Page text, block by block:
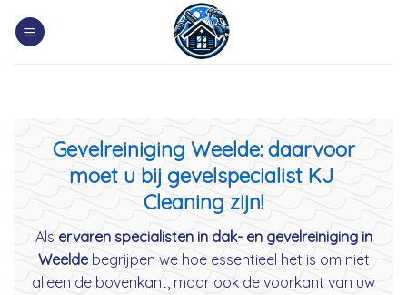
Gevelreiniging Weelde: daarvoor
moet u bij gevelspecialist KJ
Cleaning zijn!
Als ervaren specialisten in dak- en gevelreiniging in
Weeldebegrijpen we hoe essentieel het is om niet
alleen de bovenkant, maar ook de voorkant van uw